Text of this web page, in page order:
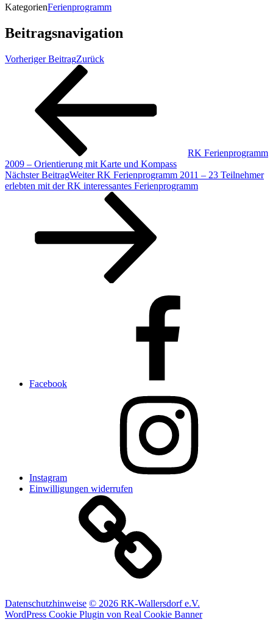
KategorienFerienprogramm
Beitragsnavigation
Vorheriger BeitragZurück
RK Ferienprogramm
2009 – Orientierung mit Karte und Kompass
Nächster BeitragWeiter RK Ferienprogramm 2011 – 23 Teilnehmer
erlebten mit der RK interessantes Ferienprogramm
Facebook
Instagram
Einwilligungen widerrufen
Datenschutzhinweise © 2026 RK-Wallersdorf e.V.
WordPress Cookie Plugin von Real Cookie Banner